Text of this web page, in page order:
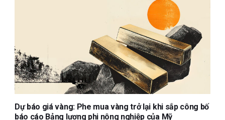
Dự báo giá vàng: Phe mua vàng trở lại khi sắp công bố
báo cáo Bảng lương phi nông nghiệp của Mỹ